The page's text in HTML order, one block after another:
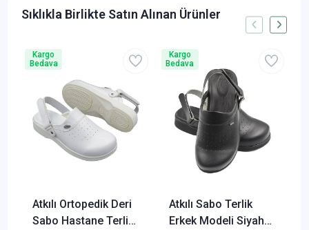
Atkılı Ortopedik Deri
Sabo Hastane Terlik
Kargo
Bedava
Atkılı Sabo Terlik
Erkek Modeli Siyah
Kargo
Bedava